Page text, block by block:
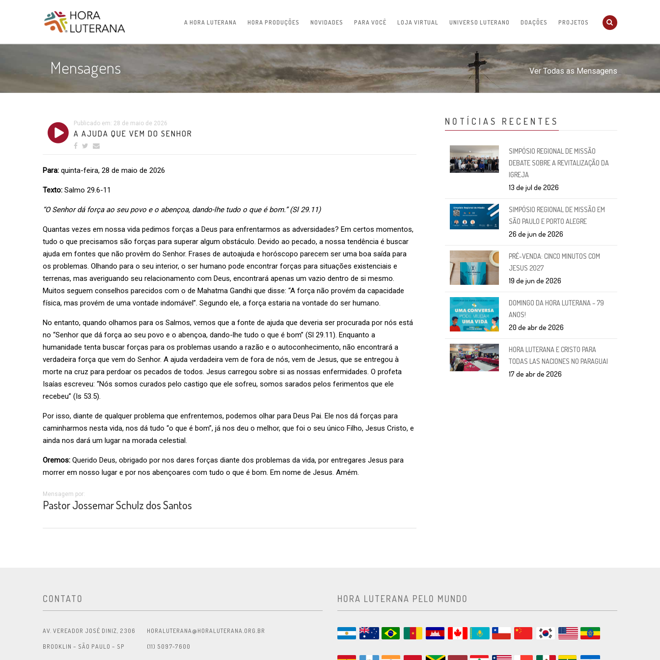
A HORA LUTERANA HORA PRODUÇÕES NOVIDADES PARA VOCÊ LOJA VIRTUAL UNIVERSO LUTERANO DOAÇÕES PROJETOS
Mensagens Ver Todas as Mensagens
Publicado em: 28 de maio de 2026
A AJUDA QUE VEM DO SENHOR
Para: quinta-feira, 28 de maio de 2026
Texto: Salmo 29.6-11
“O Senhor dá força ao seu povo e o abençoa, dando-lhe tudo o que é bom.” (Sl 29.11)
Quantas vezes em nossa vida pedimos forças a Deus para enfrentarmos as adversidades? Em certos momentos,
tudo o que precisamos são forças para superar algum obstáculo. Devido ao pecado, a nossa tendência é buscar
ajuda em fontes que não provêm do Senhor. Frases de autoajuda e horóscopo parecem ser uma boa saída para
os problemas. Olhando para o seu interior, o ser humano pode encontrar forças para situações existenciais e
terrenas, mas averiguando seu relacionamento com Deus, encontrará apenas um vazio dentro de si mesmo.
Muitos seguem conselhos parecidos com o de Mahatma Gandhi que disse: “A força não provém da capacidade
física, mas provém de uma vontade indomável”. Segundo ele, a força estaria na vontade do ser humano.
No entanto, quando olhamos para os Salmos, vemos que a fonte de ajuda que deveria ser procurada por nós está
no “Senhor que dá força ao seu povo e o abençoa, dando-lhe tudo o que é bom” (Sl 29.11). Enquanto a
humanidade tenta buscar forças para os problemas usando a razão e o autoconhecimento, não encontrará a
verdadeira força que vem do Senhor. A ajuda verdadeira vem de fora de nós, vem de Jesus, que se entregou à
morte na cruz para perdoar os pecados de todos. Jesus carregou sobre si as nossas enfermidades. O profeta
Isaías escreveu: “Nós somos curados pelo castigo que ele sofreu, somos sarados pelos ferimentos que ele
recebeu” (Is 53.5).
Por isso, diante de qualquer problema que enfrentemos, podemos olhar para Deus Pai. Ele nos dá forças para
caminharmos nesta vida, nos dá tudo “o que é bom”, já nos deu o melhor, que foi o seu único Filho, Jesus Cristo, e
ainda nos dará um lugar na morada celestial.
Oremos: Querido Deus, obrigado por nos dares forças diante dos problemas da vida, por entregares Jesus para
morrer em nosso lugar e por nos abençoares com tudo o que é bom. Em nome de Jesus. Amém.
Mensagem por:
Pastor Jossemar Schulz dos Santos
NOTÍCIAS RECENTES
SIMPÓSIO REGIONAL DE MISSÃO
DEBATE SOBRE A REVITALIZAÇÃO DA
IGREJA
13 de jul de 2026
SIMPÓSIO REGIONAL DE MISSÃO EM
SÃO PAULO E PORTO ALEGRE
26 de jun de 2026
PRÉ-VENDA: CINCO MINUTOS COM
JESUS 2027
19 de jun de 2026
DOMINGO DA HORA LUTERANA – 79
ANOS!
20 de abr de 2026
HORA LUTERANA E CRISTO PARA
TODAS LAS NACIONES NO PARAGUAI
17 de abr de 2026
CONTATO
AV. VEREADOR JOSÉ DINIZ, 2306
BROOKLIN – SÃO PAULO – SP
HORALUTERANA@HORALUTERANA.ORG.BR
(11) 5097-7600
HORA LUTERANA PELO MUNDO